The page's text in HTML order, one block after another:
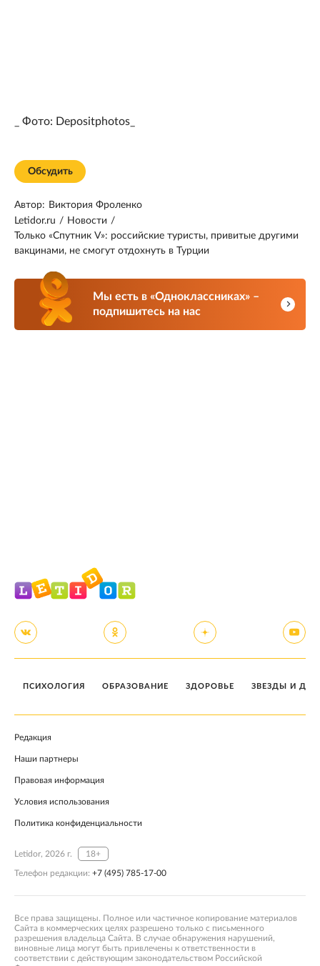
_ Фото: Depositphotos_
Обсудить
Автор: Виктория Фроленко
Letidor.ru / Новости /
Только «Спутник V»: российские туристы, привитые другими
вакцинами, не смогут отдохнуть в Турции
Мы есть в «Одноклассниках» –
подпишитесь на нас
ПСИХОЛОГИЯ ОБРАЗОВАНИЕ ЗДОРОВЬЕ ЗВЕЗДЫ И
Редакция
Наши партнеры
Правовая информация
Условия использования
Политика конфиденциальности
Letidor, 2026 г. 18+
Телефон редакции: +7 (495) 785-17-00
Все права защищены. Полное или частичное копирование материалов
Сайта в коммерческих целях разрешено только с письменного
разрешения владельца Сайта. В случае обнаружения нарушений,
виновные лица могут быть привлечены к ответственности в
соответствии с действующим законодательством Российской